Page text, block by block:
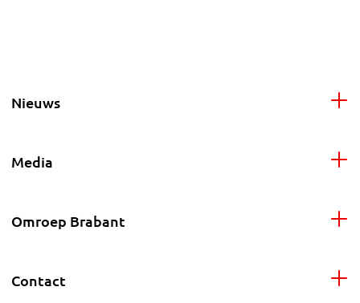
Nieuws
Media
Omroep Brabant
Contact